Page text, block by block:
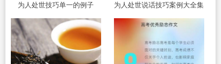
为人处世技巧单一的例子 为人处世说话技巧案例大全集